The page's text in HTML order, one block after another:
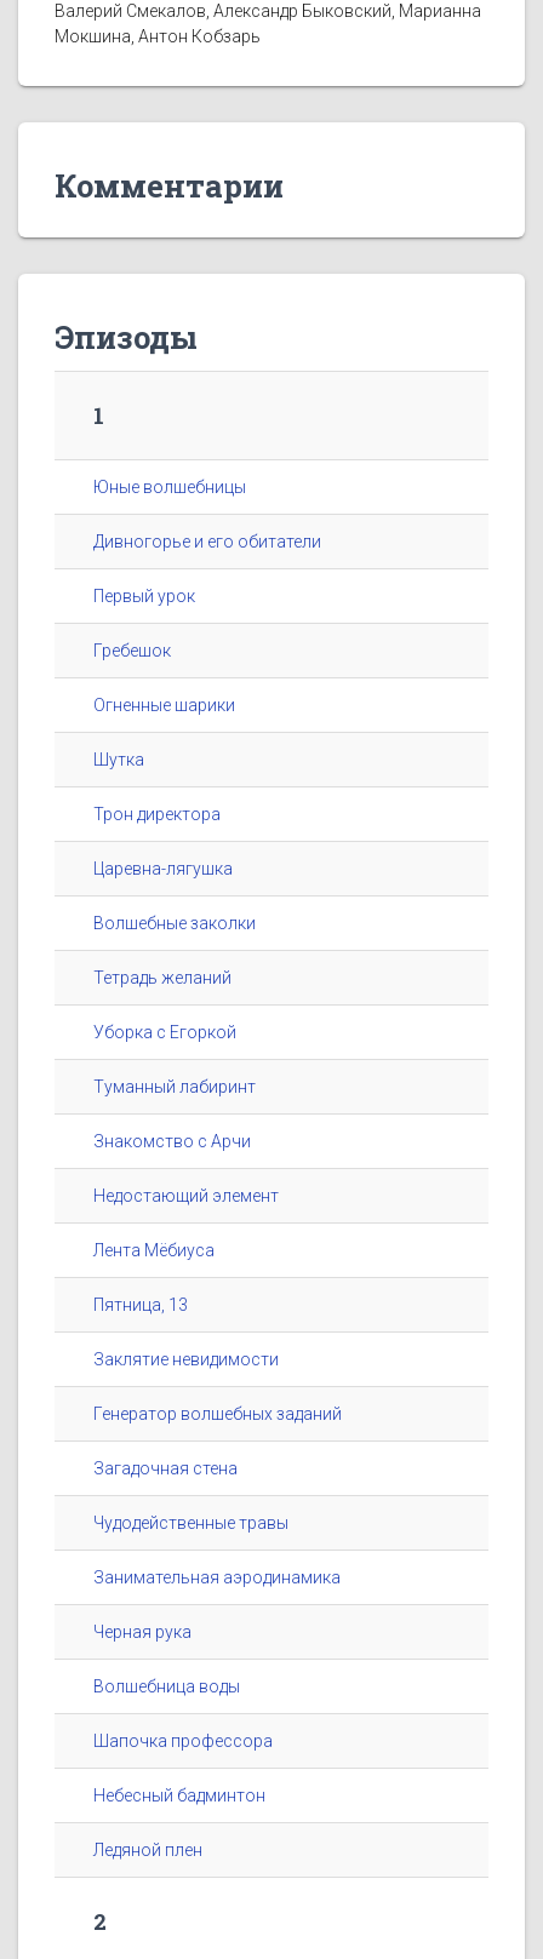
Валерий Смекалов, Александр Быковский, Марианна
Мокшина, Антон Кобзарь
Комментарии
Эпизоды
1
Юные волшебницы
Дивногорье и его обитатели
Первый урок
Гребешок
Огненные шарики
Шутка
Трон директора
Царевна-лягушка
Волшебные заколки
Тетрадь желаний
Уборка с Егоркой
Туманный лабиринт
Знакомство с Арчи
Недостающий элемент
Лента Мёбиуса
Пятница, 13
Заклятие невидимости
Генератор волшебных заданий
Загадочная стена
Чудодейственные травы
Занимательная аэродинамика
Черная рука
Волшебница воды
Шапочка профессора
Небесный бадминтон
Ледяной плен
2